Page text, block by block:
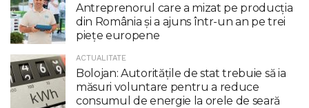
Antreprenorul care a mizat pe producția
din România și a ajuns într-un an pe trei
piețe europene
ACTUALITATE
Bolojan: Autoritățile de stat trebuie să ia
măsuri voluntare pentru a reduce
consumul de energie la orele de seară